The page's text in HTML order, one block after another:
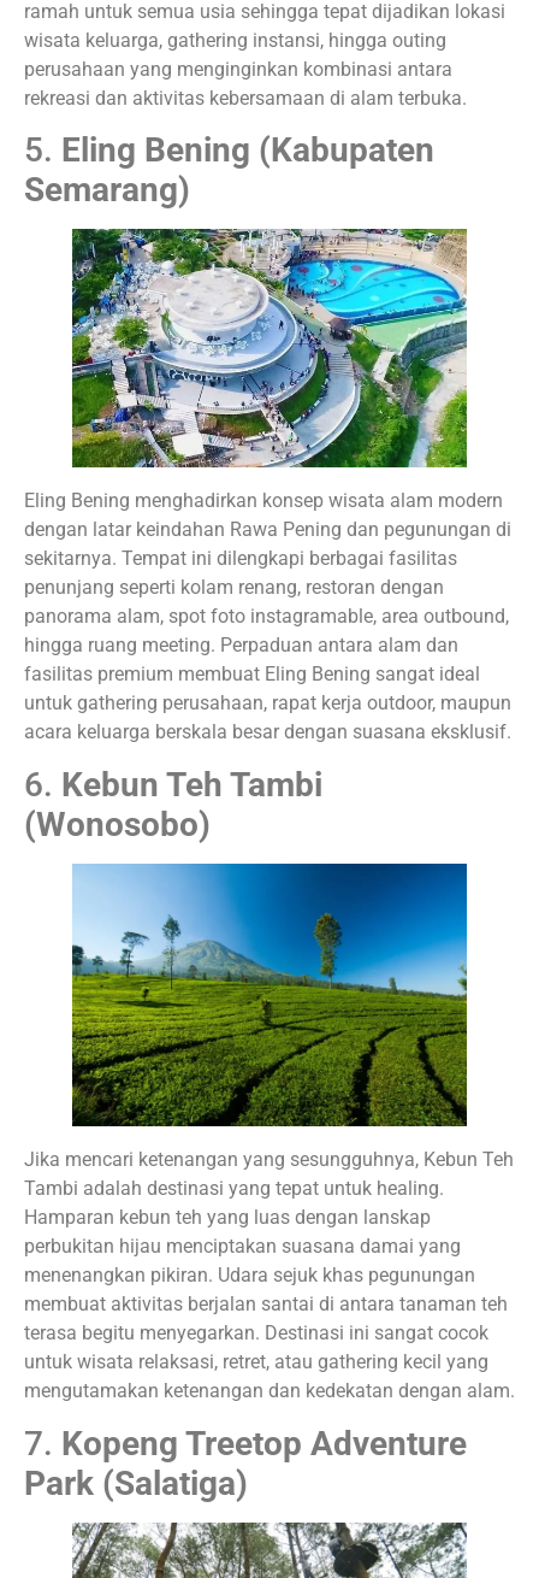
ramah untuk semua usia sehingga tepat dijadikan lokasi
wisata keluarga, gathering instansi, hingga outing
perusahaan yang menginginkan kombinasi antara
rekreasi dan aktivitas kebersamaan di alam terbuka.
5. Eling Bening (Kabupaten
Semarang)
Eling Bening menghadirkan konsep wisata alam modern
dengan latar keindahan Rawa Pening dan pegunungan di
sekitarnya. Tempat ini dilengkapi berbagai fasilitas
penunjang seperti kolam renang, restoran dengan
panorama alam, spot foto instagramable, area outbound,
hingga ruang meeting. Perpaduan antara alam dan
fasilitas premium membuat Eling Bening sangat ideal
untuk gathering perusahaan, rapat kerja outdoor, maupun
acara keluarga berskala besar dengan suasana eksklusif.
6. Kebun Teh Tambi
(Wonosobo)
Jika mencari ketenangan yang sesungguhnya, Kebun Teh
Tambi adalah destinasi yang tepat untuk healing.
Hamparan kebun teh yang luas dengan lanskap
perbukitan hijau menciptakan suasana damai yang
menenangkan pikiran. Udara sejuk khas pegunungan
membuat aktivitas berjalan santai di antara tanaman teh
terasa begitu menyegarkan. Destinasi ini sangat cocok
untuk wisata relaksasi, retret, atau gathering kecil yang
mengutamakan ketenangan dan kedekatan dengan alam.
7. Kopeng Treetop Adventure
Park (Salatiga)